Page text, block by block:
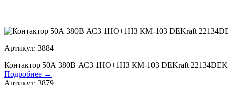
Артикул: 3884
Контактор 50А 380В АС3 1НО+1НЗ КМ-103 DEKraft 22134DEK
Подробнее →